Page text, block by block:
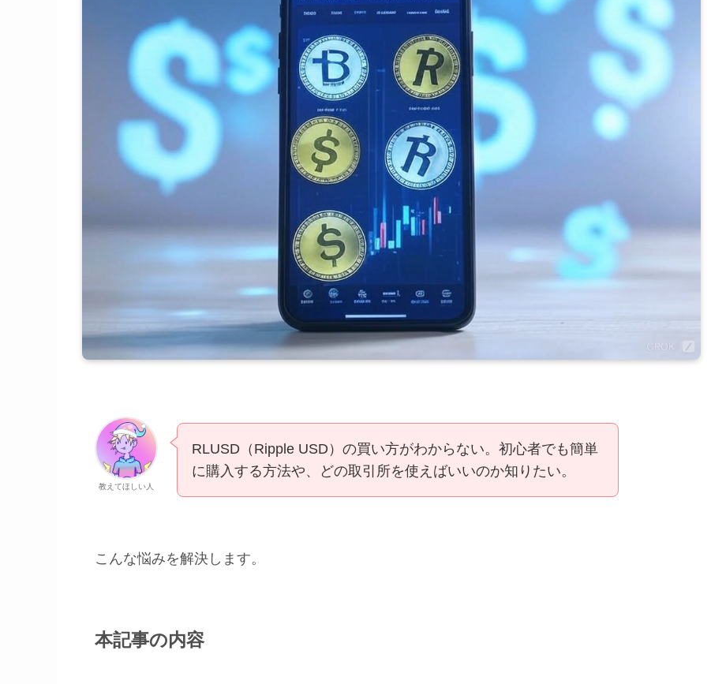
教えてほしい人
RLUSD（Ripple USD）の買い方がわからない。初心者でも簡単
に購入する方法や、どの取引所を使えばいいのか知りたい。
こんな悩みを解決します。
本記事の内容